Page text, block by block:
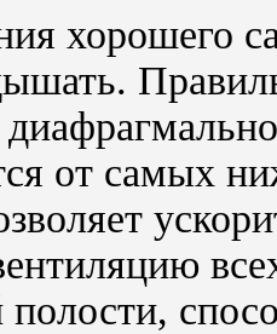
хорошего
от самых